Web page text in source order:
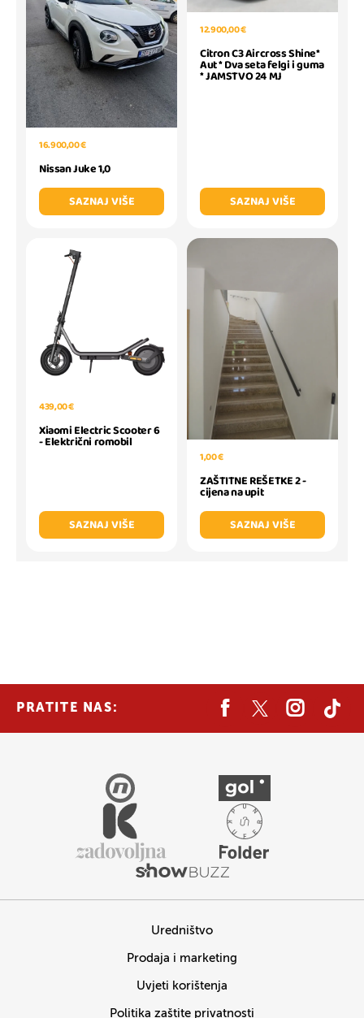
16.900,00 €
Nissan Juke 1,0
SAZNAJ VIŠE
12.900,00 €
Citron C3 Aircross Shine*
Aut * Dva seta felgi i guma
* JAMSTVO 24 MJ
SAZNAJ VIŠE
439,00 €
Xiaomi Electric Scooter 6
- Električni romobil
SAZNAJ VIŠE
1,00 €
ZAŠTITNE REŠETKE 2 -
cijena na upit
SAZNAJ VIŠE
PRATITE NAS:
Uredništvo
Prodaja i marketing
Uvjeti korištenja
Politika zaštite privatnosti